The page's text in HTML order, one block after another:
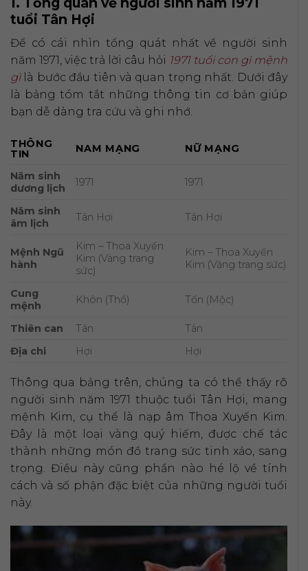
tuổi Tân Hợi
Để có cái nhìn tổng quát nhất về người sinh
năm 1971, việc trả lời câu hỏi 1971 tuổi con gì mệnh
gìlà bước đầu tiên và quan trọng nhất. Dưới đây
là bảng tóm tắt những thông tin cơ bản giúp
bạn dễ dàng tra cứu và ghi nhớ.
THÔNG
TIN
NAM MẠNG NỮ MẠNG
Năm sinh
dương lịch
1971 1971
Năm sinh
âm lịch
Tân Hợi Tân Hợi
Mệnh Ngũ
hành
Kim – Thoa Xuyến
Kim (Vàng trang
sức)
Kim – Thoa Xuyến
Kim (Vàng trang sức)
Cung
mệnh
Khôn (Thổ) Tốn (Mộc)
Thiên can Tân
Tân
Địa chi
Hợi Hợi
Thông qua bảng trên, chúng ta có thể thấy rõ
người sinh năm 1971 thuộc tuổi Tân Hợi, mang
mệnh Kim, cụ thể là nạp âm Thoa Xuyến Kim.
Đây là một loại vàng quý hiếm, được chế tác
thành những món đồ trang sức tinh xảo, sang
trọng. Điều này cũng phần nào hé lộ về tính
cách và số phận đặc biệt của những người tuổi
này.